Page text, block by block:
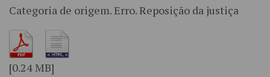
Categoria de origem. Erro. Reposição da justiça
[0.24 MB]